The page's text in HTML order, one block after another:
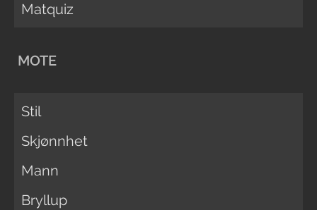
Matquiz
MOTE
Stil
Skjønnhet
Mann
Bryllup